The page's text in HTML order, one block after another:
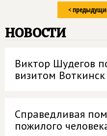
<
новости
Виктор Шудегов
визитом Воткинск
Справедливая
пожилого